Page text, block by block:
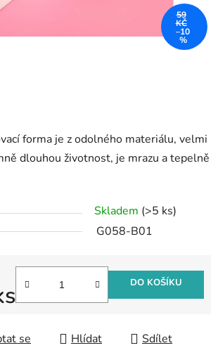
forma je z odolného materiálu, velmi
dlouhou životnost, je mrazu a tepelně
Skladem (>5 ks)
G058-B01
DO KOŠÍKU
se Hlídat Sdílet
59
KČ
–10
%